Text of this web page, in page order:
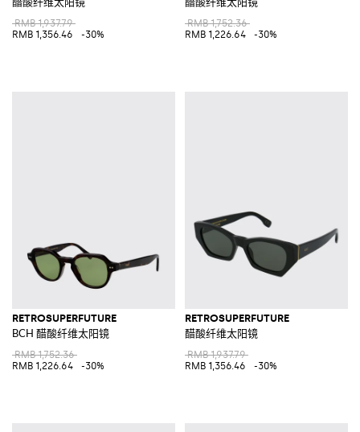
RMB 1,937.79
RMB 1,356.46
-30%
RMB 1,752.36
RMB 1,226.64
-30%
RETROSUPERFUTURE
BCH 醋酸纤维太阳镜
RMB 1,752.36
RMB 1,226.64
-30%
RETROSUPERFUTURE
醋酸纤维太阳镜
RMB 1,937.79
RMB 1,356.46
-30%